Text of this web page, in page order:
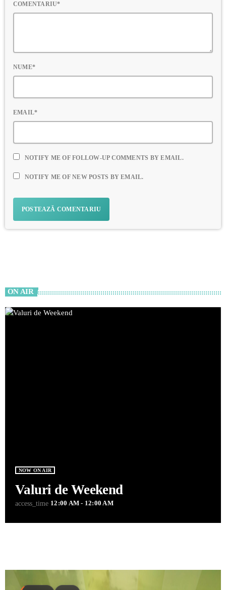
COMENTARIU*
NUME*
EMAIL*
NOTIFY ME OF FOLLOW-UP COMMENTS BY EMAIL.
NOTIFY ME OF NEW POSTS BY EMAIL.
ON AIR
NOW ON AIR
Valuri de Weekend
access_time 12:00 AM - 12:00 AM